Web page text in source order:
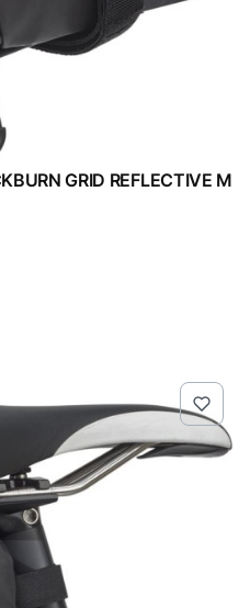
GRID REFLECTIVE M